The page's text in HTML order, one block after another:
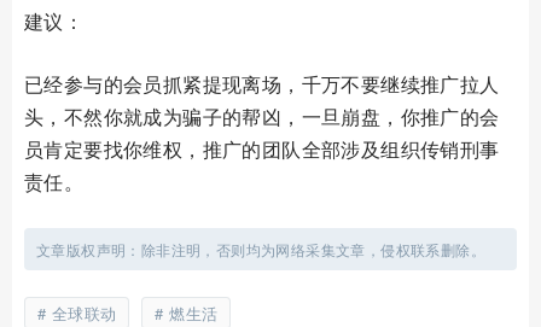
建议：
已经参与的会员抓紧提现离场，千万不要继续推广拉人
头，不然你就成为骗子的帮凶，一旦崩盘，你推广的会
员肯定要找你维权，推广的团队全部涉及组织传销刑事
责任。
文章版权声明：除非注明，否则均为网络采集文章，侵权联系删除。
全球联动 燃生活